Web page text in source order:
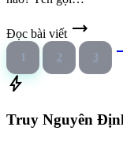
Đọc bài viết trending_flat
1 2 3
bolt
Truy Nguyên